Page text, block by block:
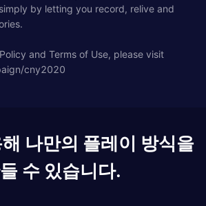
by letting you record, relive and
and Terms of Use, please visit
cny2020
나만의 플레이 방식을
수 있습니다.